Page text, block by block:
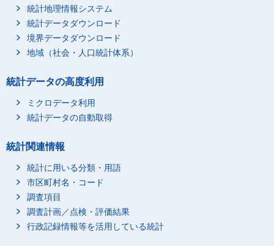
統計地理情報システム
統計データダウンロード
境界データダウンロード
地域（社会・人口統計体系）
統計データの高度利用
ミクロデータ利用
統計データの自動取得
統計関連情報
統計に用いる分類・用語
市区町村名・コード
調査項目
調査計画／点検・評価結果
行政記録情報等を活用している統計